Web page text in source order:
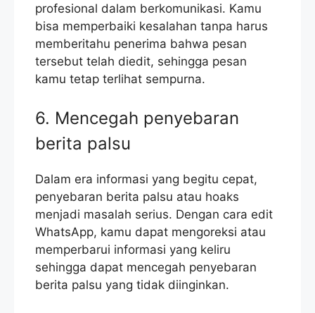
profesional dalam berkomunikasi. Kamu
bisa memperbaiki kesalahan tanpa harus
memberitahu penerima bahwa pesan
tersebut telah diedit, sehingga pesan
kamu tetap terlihat sempurna.
6. Mencegah penyebaran
berita palsu
Dalam era informasi yang begitu cepat,
penyebaran berita palsu atau hoaks
menjadi masalah serius. Dengan cara edit
WhatsApp, kamu dapat mengoreksi atau
memperbarui informasi yang keliru
sehingga dapat mencegah penyebaran
berita palsu yang tidak diinginkan.